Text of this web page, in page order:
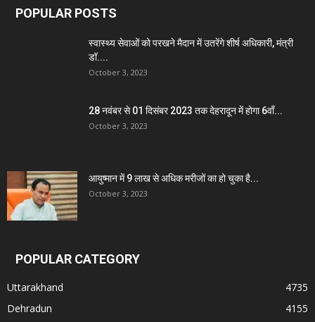
POPULAR POSTS
स्वास्थ्य सेवाओं को परखने मैदान में उतरेंगे शीर्ष अधिकारी, मंत्री
डॉ....
October 3, 2023
28 नवंबर से 01 दिसंबर 2023 तक देहरादून में होगा 6वाँ...
October 3, 2023
आयुष्मान में 9 लाख से अधिक मरीजों का हो चुका है...
October 3, 2023
POPULAR CATEGORY
Uttarakhand
4735
Dehradun
4155